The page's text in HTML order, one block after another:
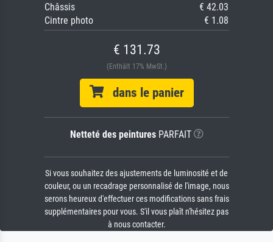
Châssis
€ 42.03
Cintre photo
€ 1.08
€ 131.73
(Enthält 17% MwSt.)
dans le panier
Netteté des peinturesPARFAIT
Si vous souhaitez des ajustements de luminosité et de
couleur, ou un recadrage personnalisé de l'image, nous
serons heureux d'effectuer ces modifications sans frais
supplémentaires pour vous. S'il vous plaît n'hésitez pas
à nous contacter.